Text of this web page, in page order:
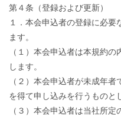
第４条（登録および更新）
１．本会申込者の登録に必要
ます。
（１）本会申込者は本規約
します。
（２）本会申込者が未成年
を得て申し込みを行うものと
（３）本会申込者は当社所定